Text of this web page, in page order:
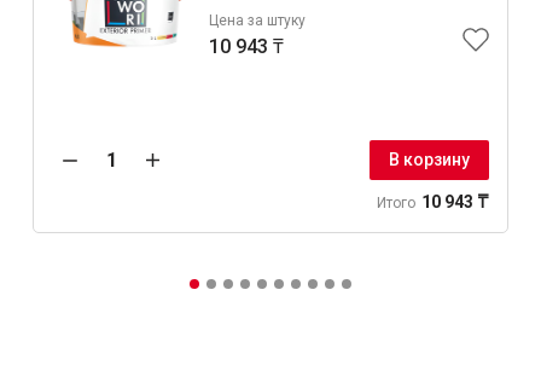
Цена за штуку
10 943 ₸
В корзину
Итого 10 943 ₸